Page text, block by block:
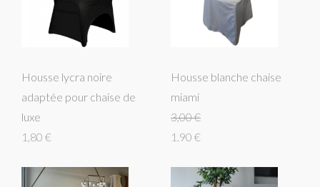
Housse lycra noire
adaptée pour chaise de
luxe
1,80 €
Housse blanche chaise
miami
3,00 €
1.90 €